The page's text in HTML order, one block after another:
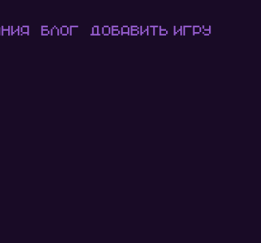
Блог Добавить игру